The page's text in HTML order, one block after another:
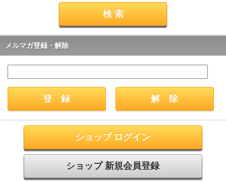
メルマガ登録・解除
ショップ ログイン
ショップ 新規会員登録